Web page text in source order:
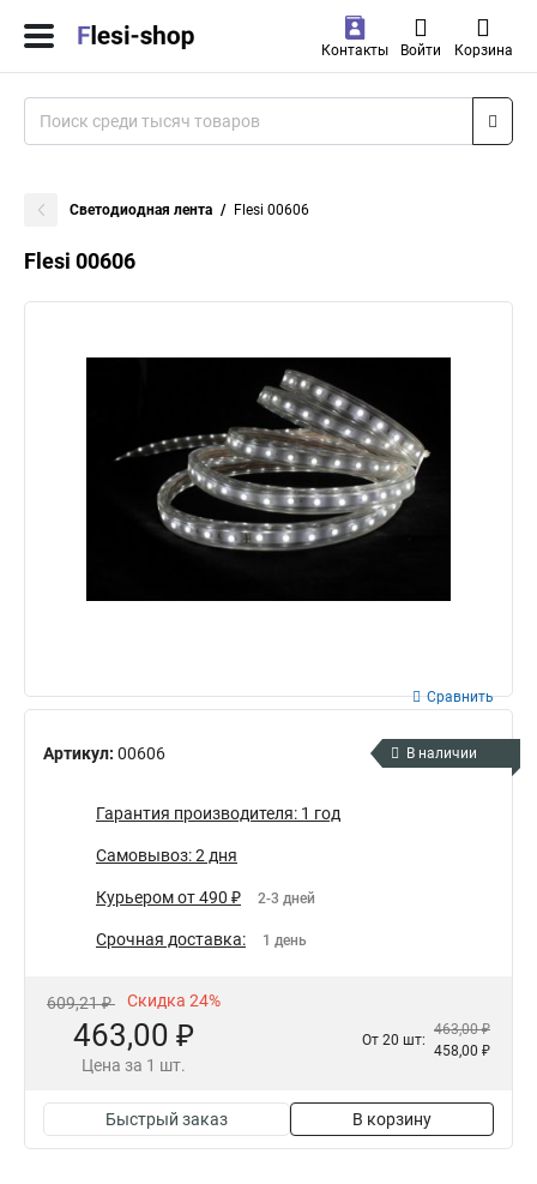
Контакты Войти Корзина
Светодиодная лента Flesi 00606
Flesi 00606
Артикул: 00606
Сравнить
В наличии
Гарантия производителя: 1 год
Самовывоз: 2 дня
Курьером от 490 ₽ 2-3 дней
Срочная доставка: 1 день
609,21 ₽ Скидка 24%
463,00 ₽
Цена за 1 шт.
От 20 шт:
463,00 ₽
458,00 ₽
Быстрый заказ В корзину